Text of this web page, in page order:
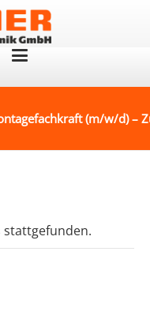
(m/w/d) –
stattgefunden.